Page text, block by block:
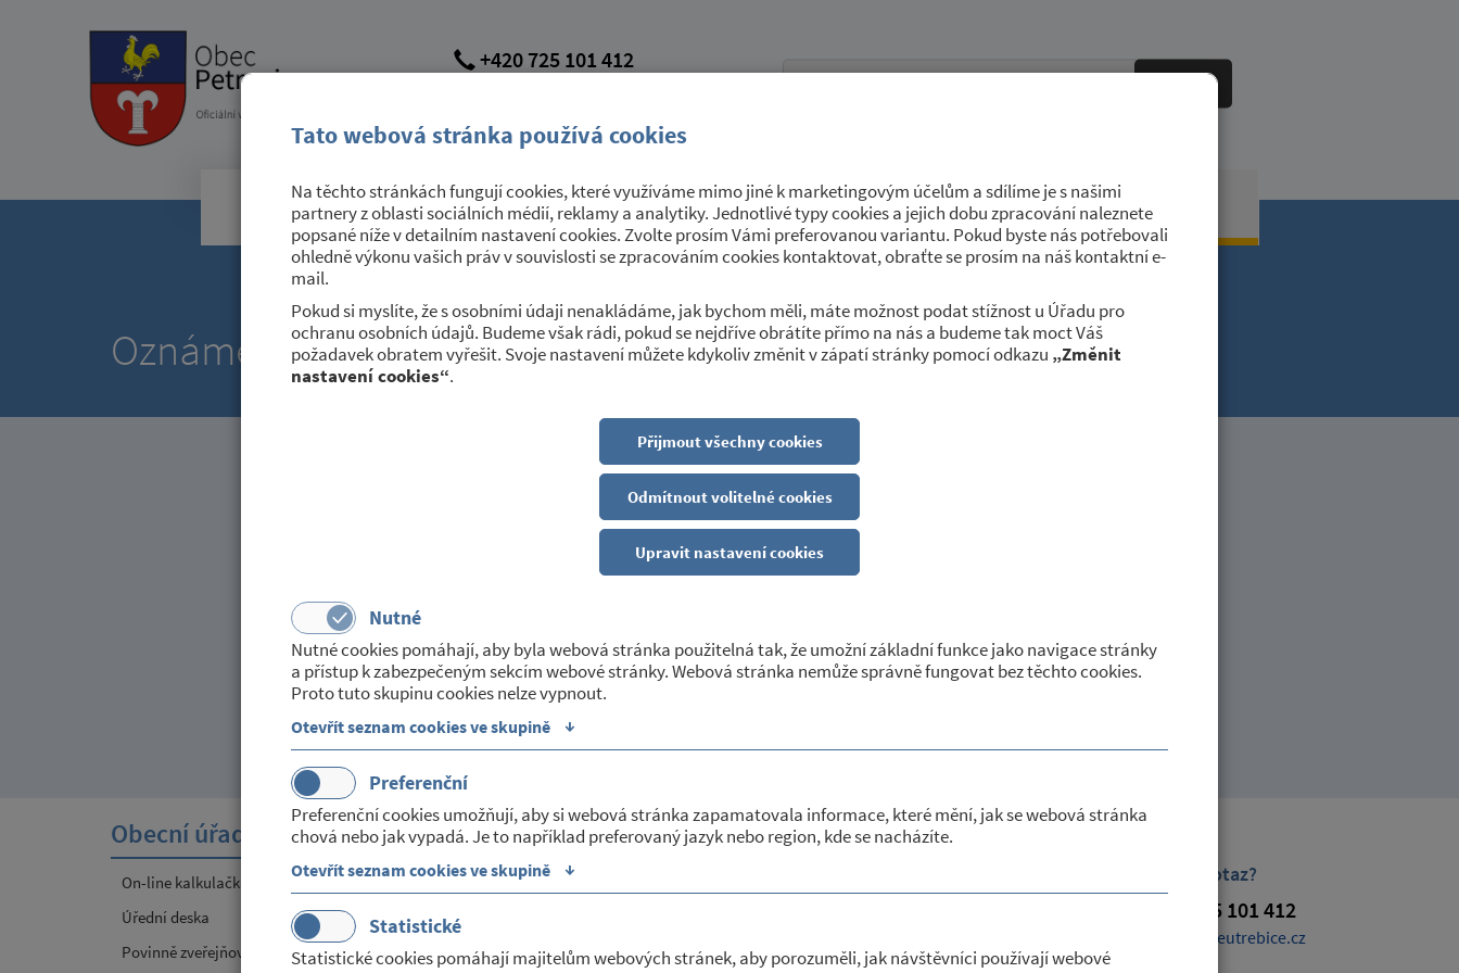
Tato webová stránka používá cookies
Na těchto stránkách fungují cookies, které využíváme mimo jiné k marketingovým účelům a sdílíme je s našimi
partnery z oblasti sociálních médií, reklamy a analytiky. Jednotlivé typy cookies a jejich dobu zpracování naleznete
popsané níže v detailním nastavení cookies. Zvolte prosím Vámi preferovanou variantu. Pokud byste nás potřebovali
ohledně výkonu vašich práv v souvislosti se zpracováním cookies kontaktovat, obraťte se prosím na náš kontaktní e-
mail.
Pokud si myslíte, že s osobními údaji nenakládáme, jak bychom měli, máte možnost podat stížnost u Úřadu pro
ochranu osobních údajů. Budeme však rádi, pokud se nejdříve obrátíte přímo na nás a budeme tak moct Váš
požadavek obratem vyřešit. Svoje nastavení můžete kdykoliv změnit v zápatí stránky pomocí odkazu „Změnit
nastavení cookies“.
Přijmout všechny cookies
Odmítnout volitelné cookies
Upravit nastavení cookies
Nutné
Nutné cookies pomáhají, aby byla webová stránka použitelná tak, že umožní základní funkce jako navigace stránky
a přístup k zabezpečeným sekcím webové stránky. Webová stránka nemůže správně fungovat bez těchto cookies.
Proto tuto skupinu cookies nelze vypnout.
Otevřít seznam cookies ve skupině ↓
Preferenční
Preferenční cookies umožňují, aby si webová stránka zapamatovala informace, které mění, jak se webová stránka
chová nebo jak vypadá. Je to například preferovaný jazyk nebo region, kde se nacházíte.
Otevřít seznam cookies ve skupině ↓
Statistické
Statistické cookies pomáhají majitelům webových stránek, aby porozuměli, jak návštěvníci používají webové
+420 725 101 412
Obecní úřad Úřední deska Sport a kultura O obci Kontakty
Oznámení praktického lékaře MUDr. Tomáše Filkuk...
OZNÁMENÍ PRAKTICKÉHO LÉKAŘE MUDR. TOMÁŠE FILKUKY - ORDINACE 6.9.2018
Praktický lékař MUDr. Tomáš Filkuka oznamuje, že ve čtvrtek 6. září 2018 bude ordinace otevřena pouze do 10:00 hodin.
Obecní úřad
On-line kalkulačka poplatků v obci
Úřední deska
Povinně zveřejňované informace
Sport a kultura
Místní lidová knihovna
JSDHO
Kulturní akce
O obci
Historie
Máte dotaz?
+420 725 101 412
obec@petroviceutrebice.cz